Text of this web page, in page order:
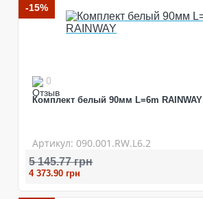
-15%
0
Комплект белый 90мм L=6m RAINWAY
Артикул: 090.001.RW.L6.2
5 145.77 грн
4 373.90 грн